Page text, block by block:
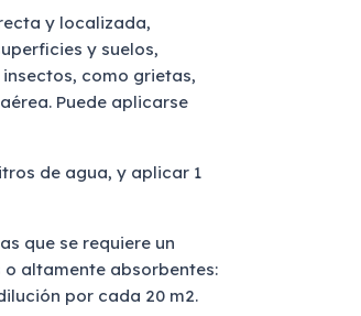
y localizada,
y suelos,
como grietas,
Puede aplicarse
de agua, y aplicar 1
que se requiere un
altamente absorbentes:
por cada 20 m2.